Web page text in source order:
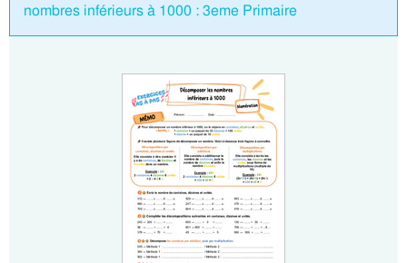
nombres inférieurs à 1000 : 3eme Primaire